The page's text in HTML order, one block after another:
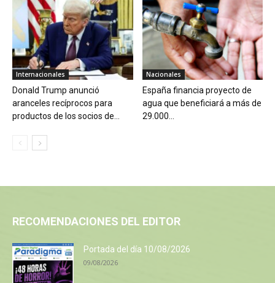
Internacionales
Donald Trump anunció
aranceles recíprocos para
productos de los socios de...
Nacionales
España financia proyecto de
agua que beneficiará a más de
29.000...
RECOMENDACIONES DEL EDITOR
Portada del día 10/08/2026
09/08/2026